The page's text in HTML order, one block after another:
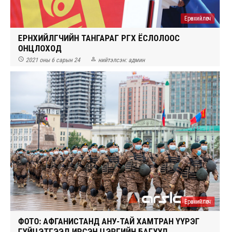
Ерөнхийлөгч
ЕРӨНХИЙЛӨГЧИЙН ТАНГАРАГ ӨРГӨХ ЁСЛОЛООС
ОНЦЛОХОД
 2021 оны 6 сарын 24  нийтэлсэн: админ
Ерөнхийлөгч
ФОТО: АФГАНИСТАНД АНУ-ТАЙ ХАМТРАН ҮҮРЭГ